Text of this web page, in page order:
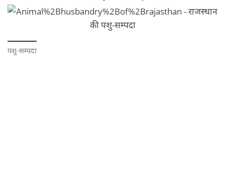
पशु-सम्पदा